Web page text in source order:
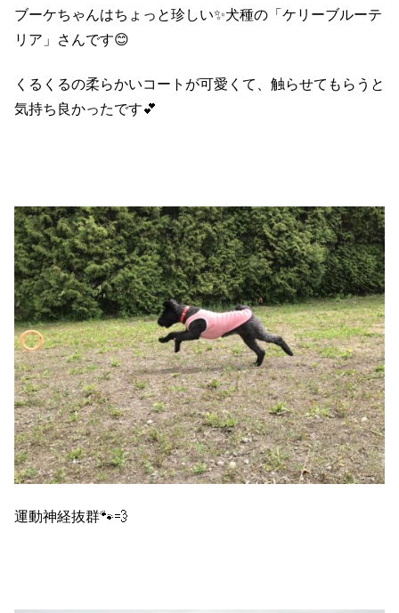
ブーケちゃんはちょっと珍しい✨犬種の「ケリーブルーテ
リア」さんです😊
くるくるの柔らかいコートが可愛くて、触らせてもらうと
気持ち良かったです💕
運動神経抜群🐾💨